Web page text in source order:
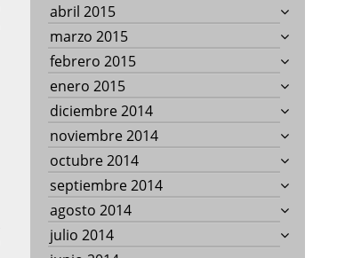
abril 2015
marzo 2015
febrero 2015
enero 2015
diciembre 2014
noviembre 2014
octubre 2014
septiembre 2014
agosto 2014
julio 2014